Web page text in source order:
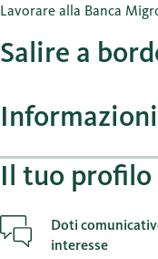
Lavorare alla Banca
Salire a
Il tuo profilo
Doti
interesse